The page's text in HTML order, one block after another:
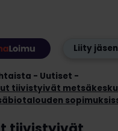
Liity
Uutiset
tiivistyivät